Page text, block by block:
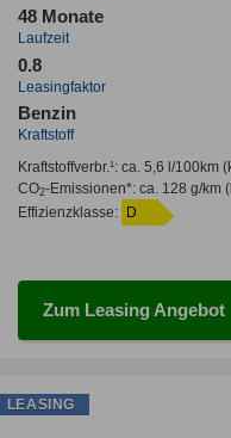
48 Monate
Laufzeit
0.8
Leasingfaktor
Benzin
Kraftstoff
Kraftstoffverbr.¹: ca. 5,6 l/100km
CO2-Emissionen*: ca. 128 g/km
Effizienzklasse: D
Zum Leasing Angebot
LEASING